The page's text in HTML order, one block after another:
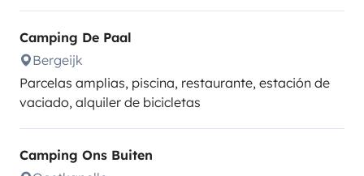
Camping De Paal
Bergeijk
Parcelas amplias, piscina, restaurante, estación de
vaciado, alquiler de bicicletas
Camping Ons Buiten